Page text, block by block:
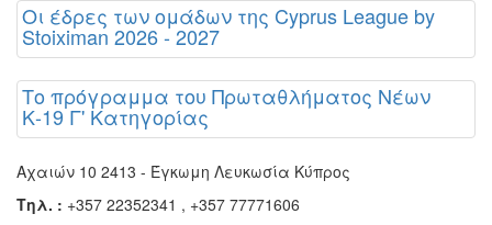
Οι έδρες των ομάδων της Cyprus League by
Stoiximan 2026 - 2027
Το πρόγραμμα του Πρωταθλήματος Νέων
Κ-19 Γ' Κατηγορίας
Αχαιών 10 2413 - Έγκωμη Λευκωσία Κύπρος
Τηλ. : +357 22352341 , +357 77771606